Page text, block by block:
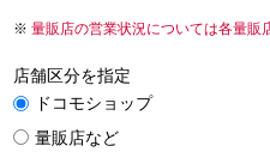
量販店の営業状況については各量販
店舗区分を指定
ドコモショップ
量販店など